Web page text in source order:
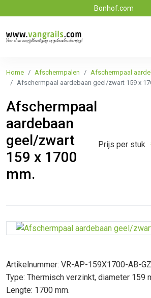
Bonhof.com
Home Afschermpalen
Afschermpaal
Afschermpaal aardebaan geel/zwart 159 x
Afschermpaal
aardebaan
geel/zwart
159 x 1700
mm.
Prijs per stuk
Artikelnummer: VR-AP-159X1700-AB-GZ
Type: Thermisch verzinkt, diameter 159
Lengte: 1700 mm.